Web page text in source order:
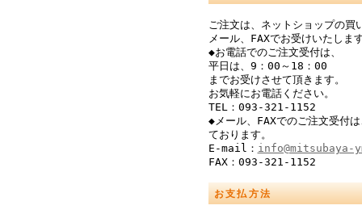
ご注文は、ネットショップの買
メール、FAXでお受けいたしま
◆お電話でのご注文受付は、
平日は、9：00～18：00
までお受けさせて頂きます。
お気軽にお電話ください。
TEL：093-321-1152
◆メール、FAXでのご注文受付
ております。
E-mail： info@mitsubaya-
FAX：093-321-1152
お支払方法